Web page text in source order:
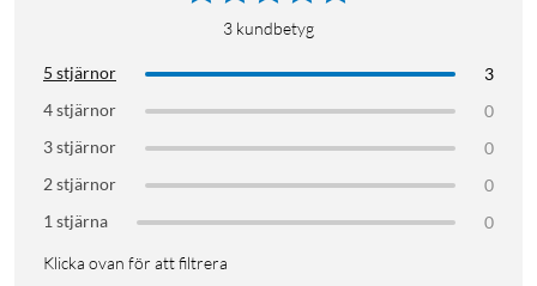
3 kundbetyg
5 stjärnor
3
4 stjärnor
0
3 stjärnor
0
2 stjärnor
0
1 stjärna
0
Klicka ovan för att filtrera